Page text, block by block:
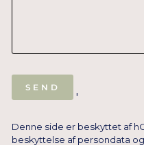
SEND
'
Denne side er beskyttet af
beskyttelse af persondata og